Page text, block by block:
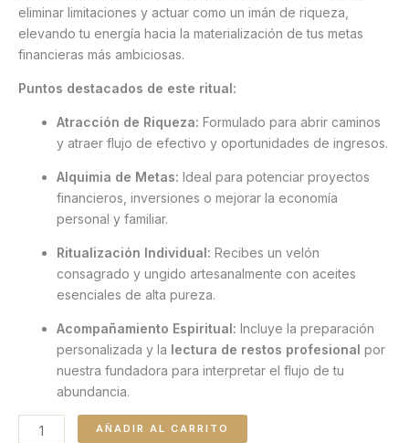
eliminar limitaciones y actuar como un imán de riqueza,
elevando tu energía hacia la materialización de tus metas
financieras más ambiciosas.
Puntos destacados de este ritual:
Atracción de Riqueza: Formulado para abrir caminos
y atraer flujo de efectivo y oportunidades de ingresos.
Alquimia de Metas: Ideal para potenciar proyectos
financieros, inversiones o mejorar la economía
personal y familiar.
Ritualización Individual: Recibes un velón
consagrado y ungido artesanalmente con aceites
esenciales de alta pureza.
Acompañamiento Espiritual: Incluye la preparación
personalizada y la lectura de restos profesional por
nuestra fundadora para interpretar el flujo de tu
abundancia.
AÑADIR AL CARRITO